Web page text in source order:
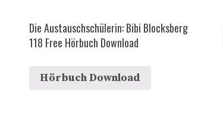
Die Austauschschülerin: Bibi Blocksberg
118 Free Hörbuch Download
Hörbuch Download